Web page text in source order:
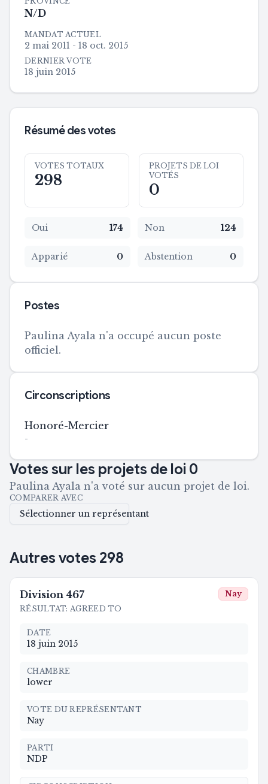
N/D
MANDAT ACTUEL
2 mai 2011 - 18 oct. 2015
DERNIER VOTE
18 juin 2015
Résumé des votes
VOTES TOTAUX
298
PROJETS DE LOI
VOTÉS
0
Oui 174 Non 124
Apparié 0 Abstention 0
Postes
Paulina Ayala n'a occupé aucun poste
officiel.
Circonscriptions
Honoré-Mercier
-
Votes sur les projets de loi 0
Paulina Ayala n'a voté sur aucun projet de loi.
COMPARER AVEC
Sélectionner un représentant
Autres votes 298
Division 467
RÉSULTAT: AGREED TO
Nay
DATE
18 juin 2015
CHAMBRE
lower
VOTE DU REPRÉSENTANT
Nay
PARTI
NDP